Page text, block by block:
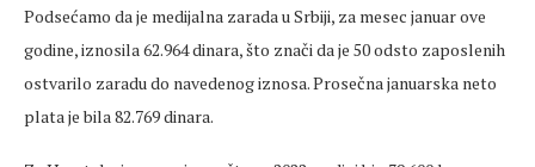
Podsećamo da je medijalna zarada u Srbiji, za mesec januar ove
godine, iznosila 62.964 dinara, što znači da je 50 odsto zaposlenih
ostvarilo zaradu do navedenog iznosa. Prosečna januarska neto
plata je bila 82.769 dinara.